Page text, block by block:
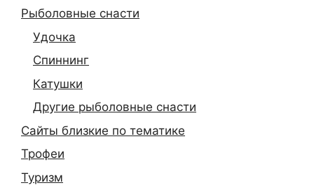
Рыболовные снасти
Удочка
Спиннинг
Катушки
Другие рыболовные снасти
Сайты близкие по тематике
Трофеи
Туризм